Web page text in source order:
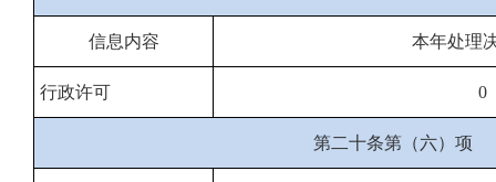
信息内容 本年处理
行政许可 0
第二十条第（六）项